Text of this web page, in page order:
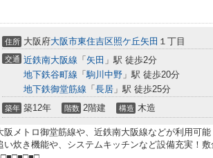
住所 大阪府大阪市東住吉区照ケ丘矢田 １丁目
交通 近鉄南大阪線 「 矢田 」駅 徒歩2分
地下鉄谷町線 「駒川中野 」駅 徒歩20分
地下鉄御堂筋線 「 長居 」駅 徒歩25分
築年 築12年 階数 2階建 構造 木造
阪メトロ御堂筋線や、近鉄南大阪線などが利用可能
い炊き機能や、システムキッチンなど設備充実！敷